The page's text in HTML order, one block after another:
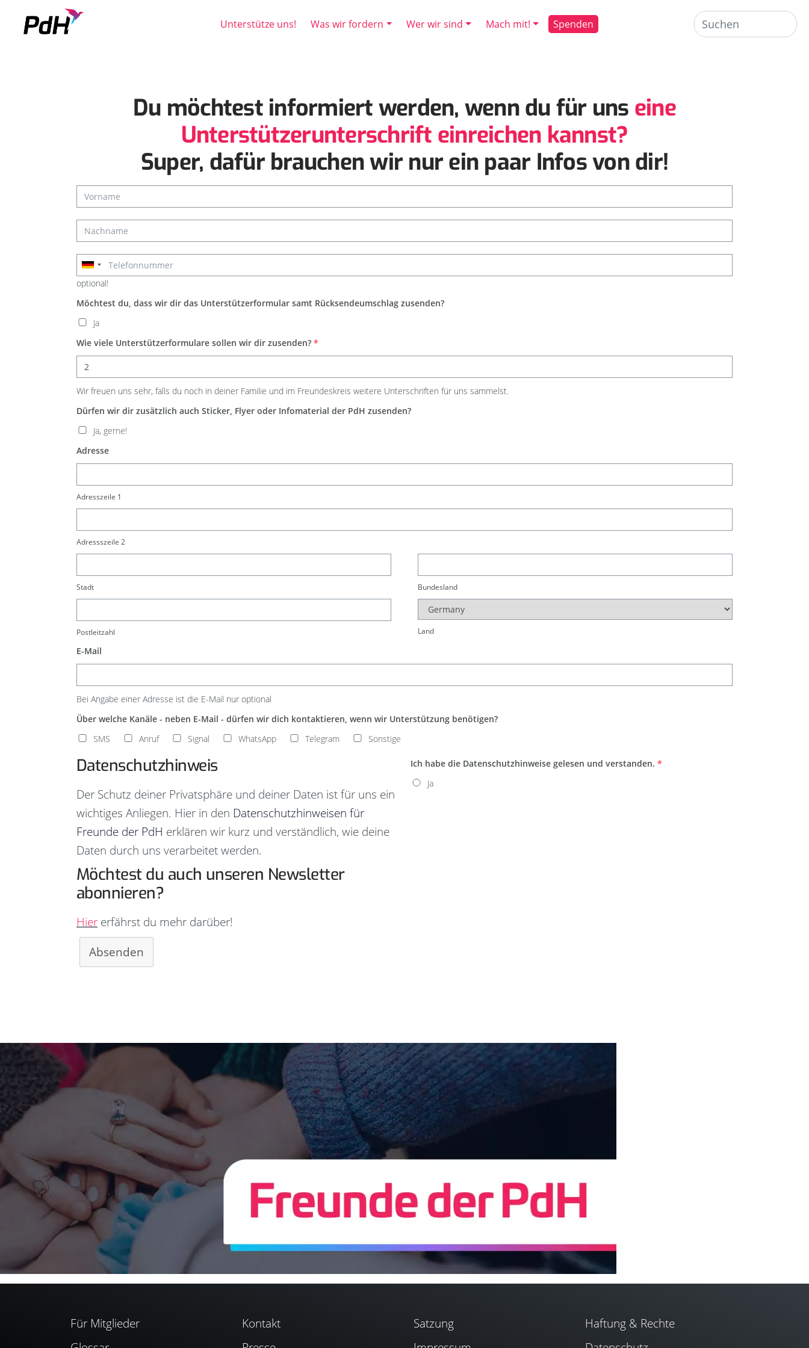
Unterstütze uns! Was wir fordern Wer wir sind Mach mit! Spenden
Du möchtest informiert werden, wenn du für uns eine
Unterstützerunterschrift einreichen kannst?
Super, dafür brauchen wir nur ein paar Infos von dir!
optional!
Möchtest du, dass wir dir das Unterstützerformular samt Rücksendeumschlag zusenden?
Ja
Wie viele Unterstützerformulare sollen wir dir zusenden? *
Wir freuen uns sehr, falls du noch in deiner Familie und im Freundeskreis weitere Unterschriften für uns sammelst.
Dürfen wir dir zusätzlich auch Sticker, Flyer oder Infomaterial der PdH zusenden?
Ja, gerne!
Adresse
Adresszeile 1
Adressszeile 2
Stadt Bundesland
Postleitzahl Land
E-Mail
Bei Angabe einer Adresse ist die E-Mail nur optional
Über welche Kanäle - neben E-Mail - dürfen wir dich kontaktieren, wenn wir Unterstützung benötigen?
SMS
Anruf Signal WhatsApp Telegram Sonstige
Datenschutzhinweis
Der Schutz deiner Privatsphäre und deiner Daten ist für uns ein
wichtiges Anliegen. Hier in den Datenschutzhinweisen für
Freunde der PdH erklären wir kurz und verständlich, wie deine
Daten durch uns verarbeitet werden.
Ich habe die Datenschutzhinweise gelesen und verstanden. *
Ja
Möchtest du auch unseren Newsletter
abonnieren?
Hier erfährst du mehr darüber!
Absenden
Für Mitglieder
Kontakt
Satzung
Haftung & Rechte